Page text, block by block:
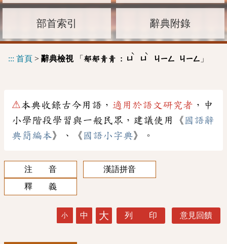
部首索引 辭典附錄
::: 首頁 > 辭典檢視「 郁郁青青 : ㄩ
ˋ
ㄩ
ˋ
ㄐㄧㄥ ㄐㄧㄥ 」
⚠本典收錄古今用語， 適用於語文研究者 ，中
小學階段學習與一般民眾，建議使用《 國語辭
典簡編本》、《 國語小字典》。
注 音
漢語拼音
釋 義
小 中 大 列 印 意見回饋